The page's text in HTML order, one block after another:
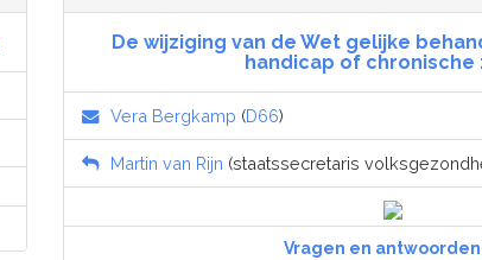
De wijziging van de Wet gelijke
handicap of chronische
Vera Bergkamp (D66)
Martin van Rijn (staatssecretaris
Vragen en antwoorden